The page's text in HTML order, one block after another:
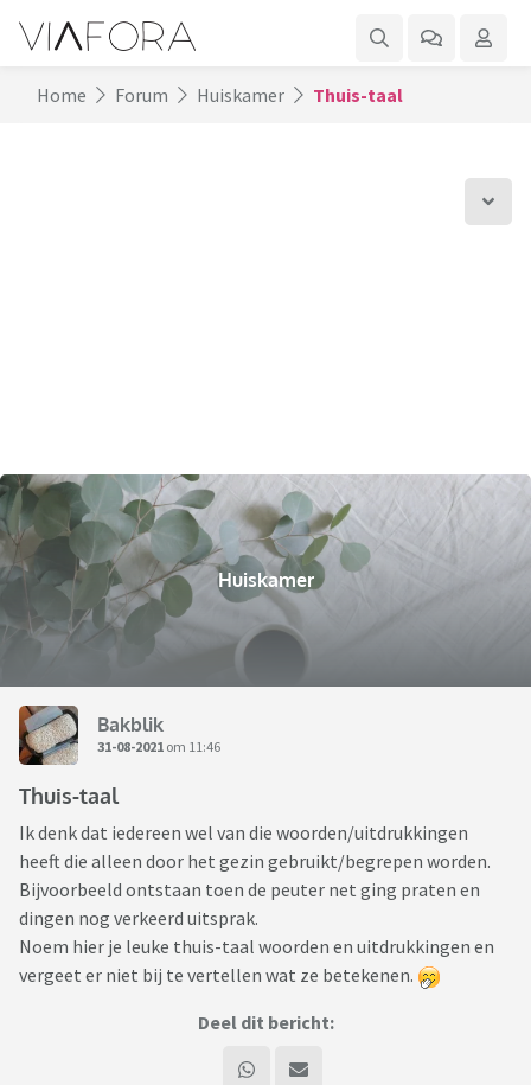
Home Forum Huiskamer Thuis-taal
Huiskamer
Bakblik
31-08-2021 om 11:46
Thuis-taal
Ik denk dat iedereen wel van die woorden/uitdrukkingen
heeft die alleen door het gezin gebruikt/begrepen worden.
Bijvoorbeeld ontstaan toen de peuter net ging praten en
dingen nog verkeerd uitsprak.
Noem hier je leuke thuis-taal woorden en uitdrukkingen en
vergeet er niet bij te vertellen wat ze betekenen.
Deel dit bericht: